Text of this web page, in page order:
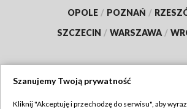
OPOLE / POZNAŃ /
SZCZECIN / WARSZAWA /
Szanujemy Twoją prywatność
Kliknij "Akceptuję i przechodzę do serwisu", aby